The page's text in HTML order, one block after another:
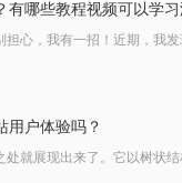
有哪些教程视频可以学
担心，我有一招！近期，
用户体验吗？
就展现出来了。它以树状